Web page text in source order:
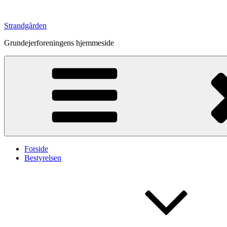
indhold
Strandgården
Grundejerforeningens hjemmeside
Forside
Bestyrelsen